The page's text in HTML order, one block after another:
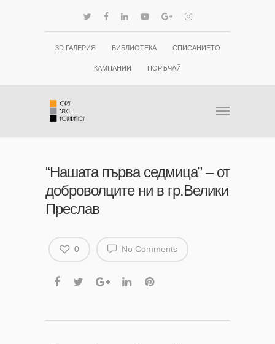
3D ГАЛЕРИЯ БИБЛИОТЕКА СПИСАНИЕТО
КАМПАНИИ ПОРЪЧАЙ
“Нашата първа седмица” – от
доброволците ни в гр.Велики
Преслав
No Comments
0